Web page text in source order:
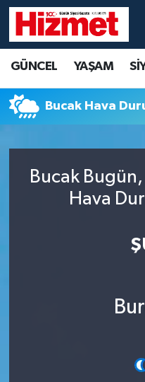
GÜNCEL YAŞAM
Bucak Hava
Bucak Bugün,
Hava
YAŞAM
SİYASET
EKONOMİ
Denizli Hava
Denizli Trafik
Tüm Manşetler